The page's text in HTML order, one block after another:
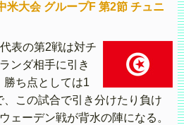
米大会 グループF 第2節 チュニ
表の第2戦は対チ
ンダ相手に引き
勝ち点としては1
この試合で引き分けたり負け
ェーデン戦が背水の陣になる。